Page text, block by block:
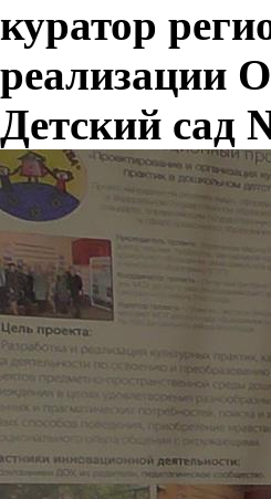
куратор
реализации
Детский сад